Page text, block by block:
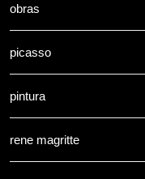
obras
picasso
pintura
rene magritte